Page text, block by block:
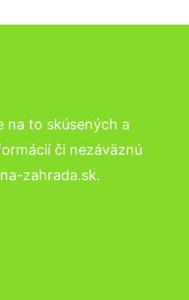
na to skúsených a
či nezáväznú
zahrada.sk.